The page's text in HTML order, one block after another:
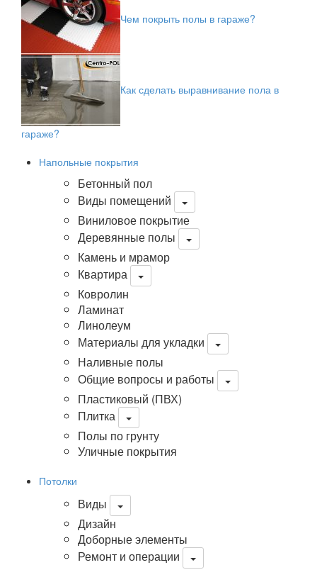
Чем покрыть полы в гараже?
Как сделать выравнивание пола в
гараже?
Напольные покрытия
Бетонный пол
Виды помещений
Виниловое покрытие
Деревянные полы
Камень и мрамор
Квартира
Ковролин
Ламинат
Линолеум
Материалы для укладки
Наливные полы
Общие вопросы и работы
Пластиковый (ПВХ)
Плитка
Полы по грунту
Уличные покрытия
Потолки
Виды
Дизайн
Доборные элементы
Ремонт и операции